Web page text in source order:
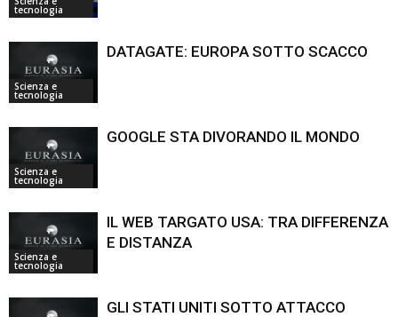
tecnologia
Scienza e
tecnologia
DATAGATE: EUROPA SOTTO SCACCO
Scienza e
tecnologia
GOOGLE STA DIVORANDO IL MONDO
Scienza e
tecnologia
IL WEB TARGATO USA: TRA DIFFERENZA
E DISTANZA
GLI STATI UNITI SOTTO ATTACCO